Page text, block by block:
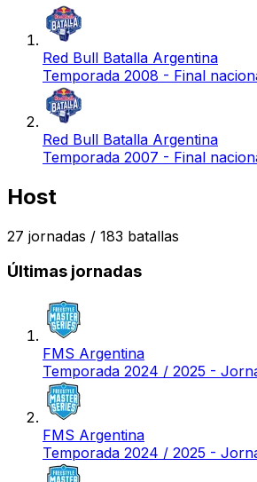
Red Bull Batalla Argentina
Temporada 2008 - Final
Red Bull Batalla Argentina
Temporada 2007 - Final
Host
27 jornadas / 183 batallas
Últimas jornadas
FMS Argentina
Temporada 2024 / 2025 -
FMS Argentina
Temporada 2024 / 2025 -